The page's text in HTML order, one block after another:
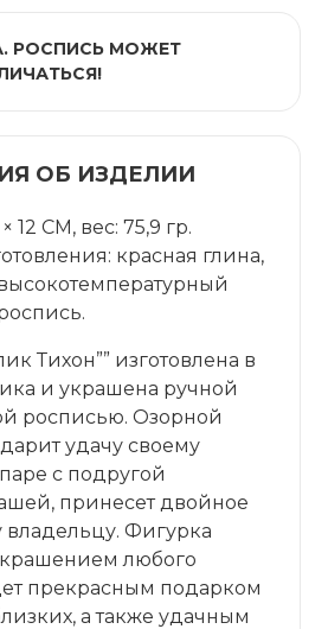
РОСПИСЬ МОЖЕТ
ОБ ИЗДЕЛИИ
12 СМ, вес: 75,9 гр.
красная глина,
Тихон”” изготовлена в
и украшена ручной
росписью. Озорной
удачу своему
с подругой
принесет двойное
владельцу. Фигурка
любого
прекрасным подарком
а также удачным